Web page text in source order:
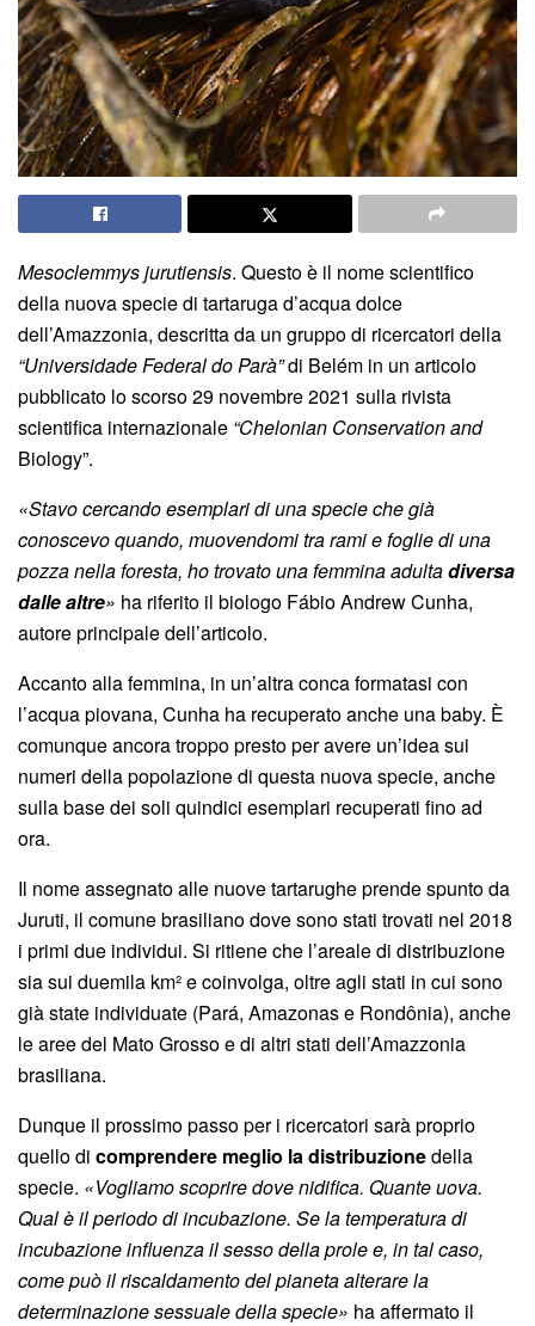
Mesoclemmys jurutiensis. Questo è il nome scientifico
della nuova specie di tartaruga d’acqua dolce
dell’Amazzonia, descritta da un gruppo di ricercatori della
“Universidade Federal do Parà”di Belém in un articolo
pubblicato lo scorso 29 novembre 2021 sulla rivista
scientifica internazionale “Chelonian Conservation and
Biology”.
«Stavo cercando esemplari di una specie che già
conoscevo quando, muovendomi tra rami e foglie di una
pozza nella foresta, ho trovato una femmina adultadiversa
dalle altre» ha riferito il biologo Fábio Andrew Cunha,
autore principale dell’articolo.
Accanto alla femmina, in un’altra conca formatasi con
l’acqua piovana, Cunha ha recuperato anche una baby. È
comunque ancora troppo presto per avere un’idea sui
numeri della popolazione di questa nuova specie, anche
sulla base dei soli quindici esemplari recuperati fino ad
ora.
Il nome assegnato alle nuove tartarughe prende spunto da
Juruti, il comune brasiliano dove sono stati trovati nel 2018
i primi due individui. Si ritiene che l’areale di distribuzione
sia sui duemila km² e coinvolga, oltre agli stati in cui sono
già state individuate (Pará, Amazonas e Rondônia), anche
le aree del Mato Grosso e di altri stati dell’Amazzonia
brasiliana.
Dunque il prossimo passo per i ricercatori sarà proprio
quello di comprendere meglio la distribuzionedella
specie. «Vogliamo scoprire dove nidifica. Quante uova.
Qual è il periodo di incubazione. Se la temperatura di
incubazione influenza il sesso della prole e, in tal caso,
come può il riscaldamento del pianeta alterare la
determinazione sessuale della specie» ha affermato il